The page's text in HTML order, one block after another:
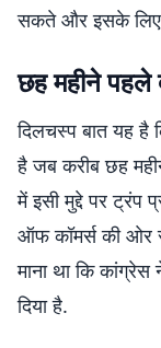
सकते और इसके लिए
छह महीने
दिलचस्प बात यह है
है जब करीब छह
में इसी मुद्दे पर ट्रंप
ऑफ कॉमर्स की ओर
माना था कि
दिया है.